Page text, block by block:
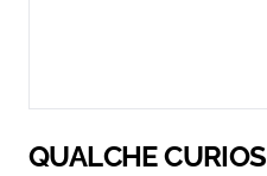
QUALCHE